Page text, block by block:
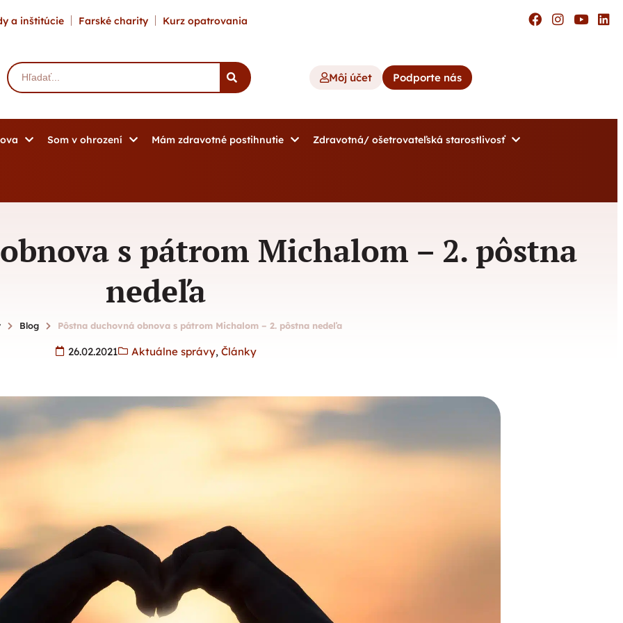
a inštitúcie Farské charity Kurz opatrovania
Môj účet Podporte nás
Som v ohrození Mám zdravotné postihnutie Zdravotná/ ošetrovateľská starostlivosť
s pátrom Michalom – 2. pôstna
nedeľa
Blog Pôstna duchovná obnova s pátrom Michalom – 2. pôstna nedeľa
26.02.2021 Aktuálne správy, Články